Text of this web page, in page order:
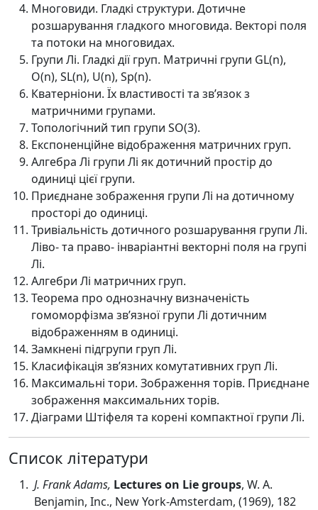
Многовиди. Гладкі структури. Дотичне
розшарування гладкого многовида. Векторі поля
та потоки на многовидах.
Групи Лі. Гладкі дії груп. Матричні групи GL(n),
O(n), SL(n), U(n), Sp(n).
Кватерніони. Їх властивості та зв’язок з
матричними групами.
Топологічний тип групи SO(3).
Експоненційне відображення матричних груп.
Алгебра Лі групи Лі як дотичний простір до
одиниці цієї групи.
Приєднане зображення групи Лі на дотичному
просторі до одиниці.
Тривіальність дотичного розшарування групи Лі.
Ліво- та право- інваріантні векторні поля на групі
Лі.
Алгебри Лі матричних груп.
Теорема про однозначну визначеність
гомоморфізма зв’язної групи Лі дотичним
відображенням в одиниці.
Замкнені підгрупи груп Лі.
Класифікація зв’язних комутативних груп Лі.
Максимальні тори. Зображення торів. Приєднане
зображення максимальних торів.
Діаграми Штіфеля та корені компактної групи Лі.
Список літератури
J. Frank Adams, Lectures on Lie groups, W. A.
Benjamin, Inc., New York-Amsterdam, (1969), 182